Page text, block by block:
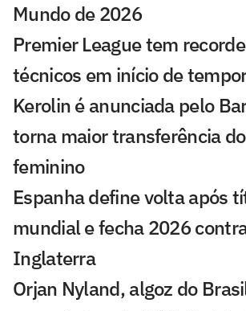
Mundo de 2026
Premier League tem
técnicos em início de
Kerolin é anunciada pelo
torna maior transferência
feminino
Espanha define volta após
mundial e fecha 2026
Inglaterra
Orjan Nyland, algoz do